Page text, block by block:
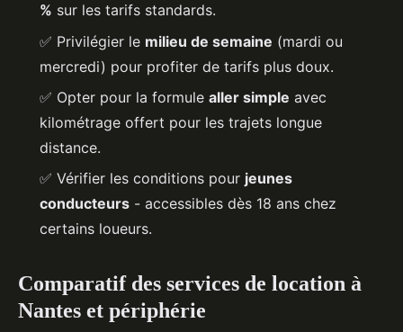
% sur les tarifs standards.
✅ Privilégier le milieu de semaine (mardi ou
mercredi) pour profiter de tarifs plus doux.
✅ Opter pour la formule aller simple avec
kilométrage offert pour les trajets longue
distance.
✅ Vérifier les conditions pour jeunes
conducteurs - accessibles dès 18 ans chez
certains loueurs.
Comparatif des services de location à
Nantes et périphérie